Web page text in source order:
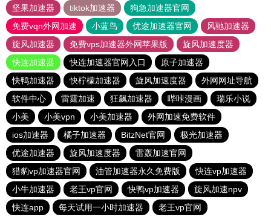
坚果加速器
tiktok加速器
狗急加速器官网
免费vqn外网加速
小蓝鸟 优途加速器官网
风驰加速器
旋风加速器
免费vps加速器外网苹果版
旋风加速度器
快连加速器
快连加速器官网入口
原子加速器
快鸭加速器
快柠檬加速器 旋风加速度器
外网网址导航
软件中心
雷霆加速 狂飙加速器 哔咔漫画
瑞乐小说
小美
小美vpn 小美加速器
外网加速免费软件
ios加速器
橘子加速器 BitzNet官网
极光加速器
优途加速器
旋风加速度器
雷轰加速官网
猎豹vp加速器官网
油管加速器永久免费版
快连vp加速器
小牛加速器
老王vp官网 快鸭vp加速器
旋风加速npv
快连app
每天试用一小时加速器 老王vp官网